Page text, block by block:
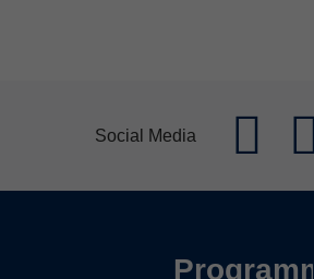
Social Media
Programm